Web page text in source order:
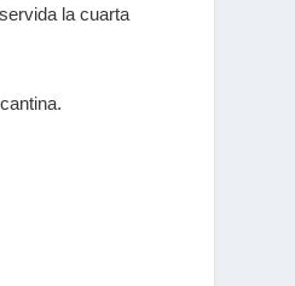
la cuarta